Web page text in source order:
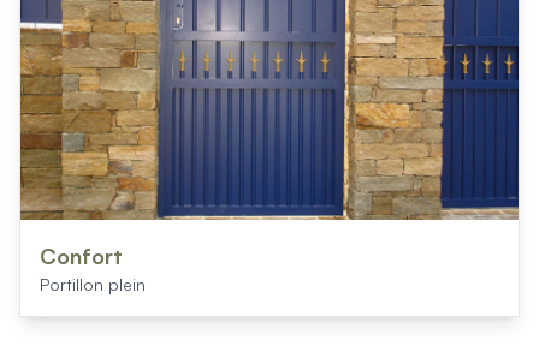
Confort
Portillon plein